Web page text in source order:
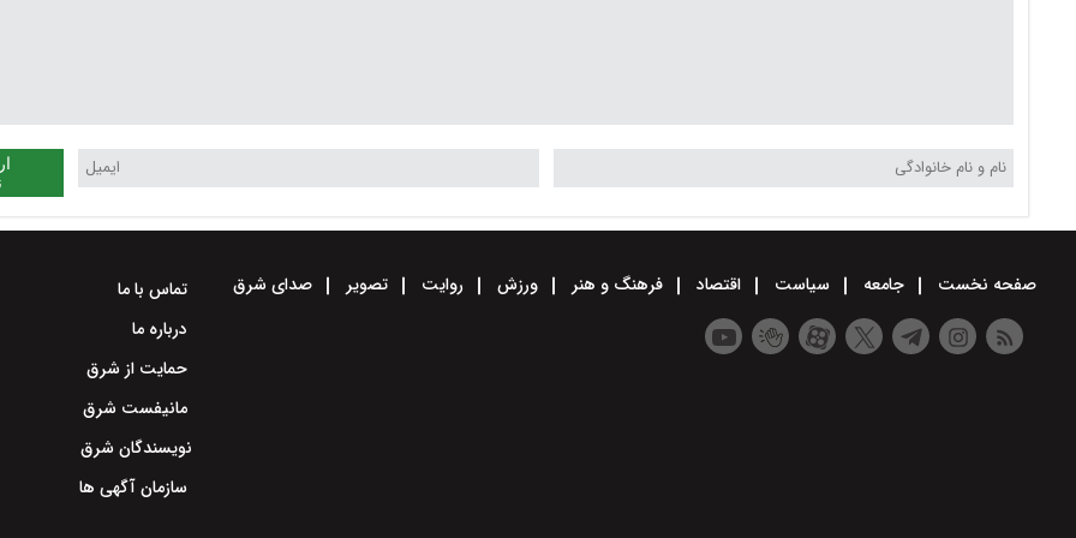
صفحه نخست جامعه سیاست اقتصاد فرهنگ و هنر ورزش روایت تصویر صدای شرق
تماس با ما
درباره ما
حمایت از شرق
مانیفست شرق
نویسندگان شرق
سازمان آگهی ها